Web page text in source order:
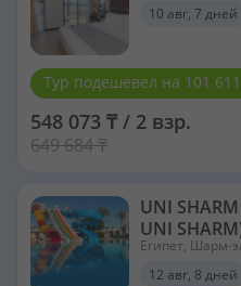
10 авг, 7 дней
Тур подешевел на 101
548 073 ₸ / 2 взр.
649 684 ₸
UNI
UNI
Египет, Шарм-
12 авг, 8 дней